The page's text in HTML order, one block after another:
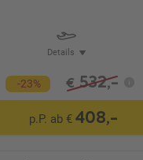
Details
-23% € 532,-
p.P. ab € 408,-